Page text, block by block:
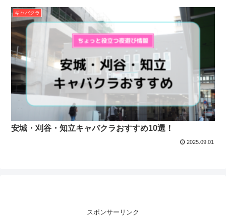
キャバクラ
安城・刈谷・知立キャバクラおすすめ10選！
2025.09.01
スポンサーリンク